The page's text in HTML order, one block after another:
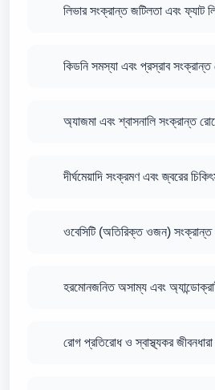
লিভার সংক্রান্ত জটিলতা এবং ফ্যাট
কিডনি সমস্যা এবং প্রস্রাব সংক্রান্ত
অ্যাজমা এবং শ্বাসনালি সংক্রান্ত
দীর্ঘমেয়াদি সংক্রমণ এবং জ্বরের
ওবেসিটি (অতিরিক্ত ওজন) সংক্রান্ত
হরমোনজনিত অসাম্য এবং
রোগ প্রতিরোধ ও স্বাস্থ্যকর জীবনধারা